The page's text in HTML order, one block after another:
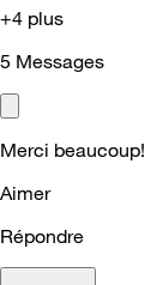
+4 plus
5 Messages
Merci beaucoup!
Aimer
Répondre